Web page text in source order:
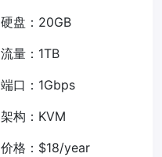
硬盘：20GB
流量：1TB
端口：1Gbps
架构：KVM
价格：$18/year